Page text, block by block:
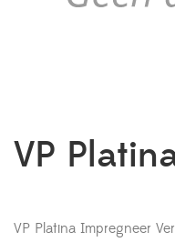
VP
VP Platina Impregneer